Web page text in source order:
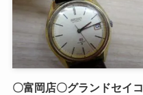
〇富岡店〇グランドセイコ